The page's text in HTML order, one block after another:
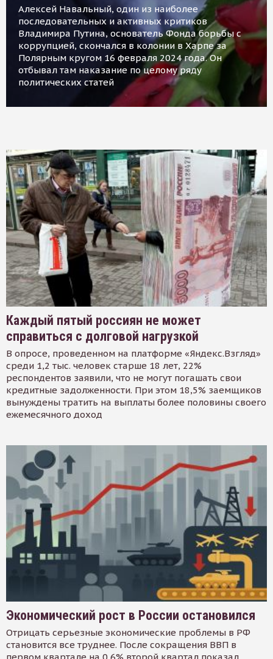
Алексей Навальный, один из наиболее
последовательных и активных критиков
Владимира Путина, основатель Фонда борьбы с
коррупцией, скончался в колонии в Харпе за
Полярным кругом 16 февраля 2024 года. Он
отбывал там наказание по целому ряду
политических статей
Каждый пятый россиян не может
справиться с долговой нагрузкой
В опросе, проведенном на платформе «Яндекс.Взгляд»
среди 1,2 тыс. человек старше 18 лет, 22%
респондентов заявили, что не могут погашать свои
кредитные задолженности. При этом 18,5% заемщиков
вынуждены тратить на выплаты более половины своего
ежемесячного доход
Экономический рост в России остановился
Отрицать серьезные экономические проблемы в РФ
становится все труднее. После сокращения ВВП в